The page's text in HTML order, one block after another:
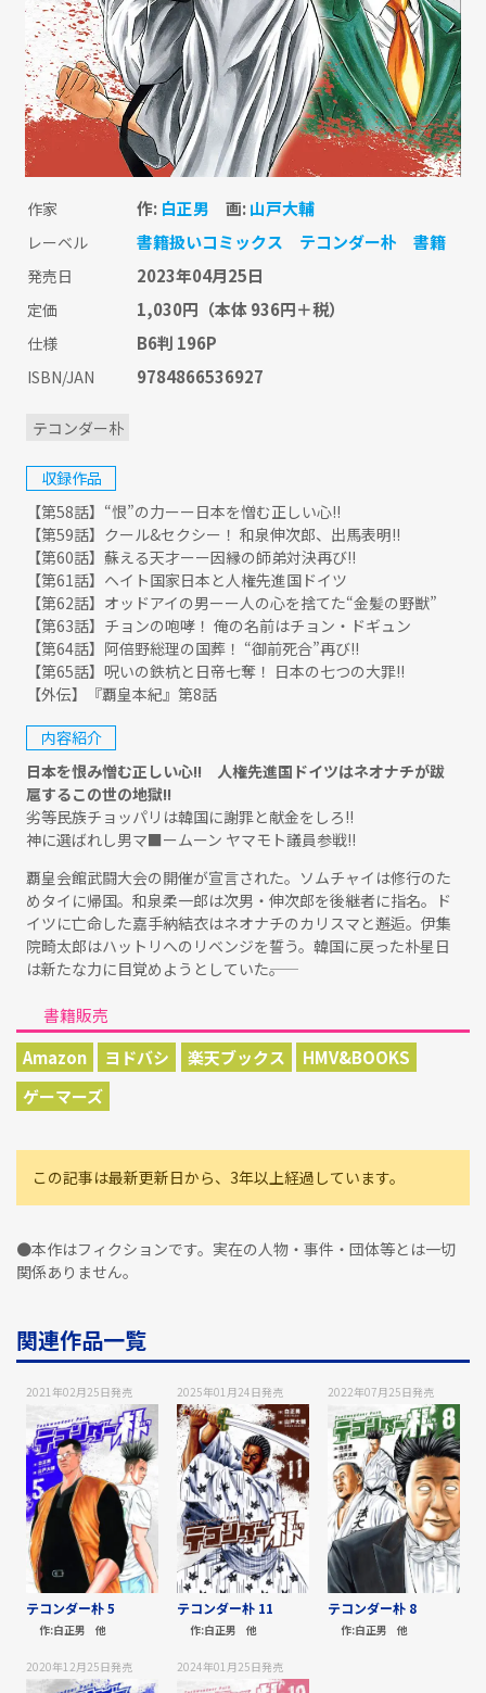
作家 作: 白正男 画:山戸大輔
レーベル 書籍扱いコミックス テコンダー朴 書籍
発売日 2023年04月25日
定価 1,030円 （本体 936円＋税）
仕様 B6判 196P
ISBN/JAN 9784866536927
テコンダー朴
収録作品
【第58話】“恨”の力ーー日本を憎む正しい心!!
【第59話】クール&セクシー！ 和泉伸次郎、出馬表明!!
【第60話】蘇える天才ーー因縁の師弟対決再び!!
【第61話】ヘイト国家日本と人権先進国ドイツ
【第62話】オッドアイの男ーー人の心を捨てた“金髪の野獣”
【第63話】チョンの咆哮！ 俺の名前はチョン・ドギュン
【第64話】阿倍野総理の国葬！ “御前死合”再び!!
【第65話】呪いの鉄杭と日帝七奪！ 日本の七つの大罪!!
【外伝】『覇皇本紀』第8話
内容紹介
日本を恨み憎む正しい心!! 人権先進国ドイツはネオナチが跋
扈するこの世の地獄!!
劣等民族チョッパリは韓国に謝罪と献金をしろ!!
神に選ばれし男マ■ームーン ヤマモト議員参戦!!
覇皇会館武闘大会の開催が宣言された。ソムチャイは修行のた
めタイに帰国。和泉柔一郎は次男・伸次郎を後継者に指名。ド
イツに亡命した嘉手納結衣はネオナチのカリスマと邂逅。伊集
院畸太郎はハットリへのリベンジを誓う。韓国に戻った朴星日
は新たな力に目覚めようとしていた――。
書籍販売
Amazon
ヨドバシ 楽天ブックス
HMV&BOOKS
ゲーマーズ
この記事は最新更新日から、3年以上経過しています。
●本作はフィクションです。実在の人物・事件・団体等とは一切
関係ありません。
関連作品一覧
2021年02月25日発売
テコンダー朴 5
作:白正男 他
2025年01月24日発売
テコンダー朴 11
作:白正男 他
2022年07月25日発売
テコンダー朴 8
作:白正男 他
2020年12月25日発売 2024年01月25日発売